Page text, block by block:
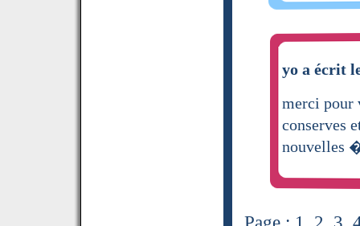
yo a écrit
merci
conserves
nouvelles